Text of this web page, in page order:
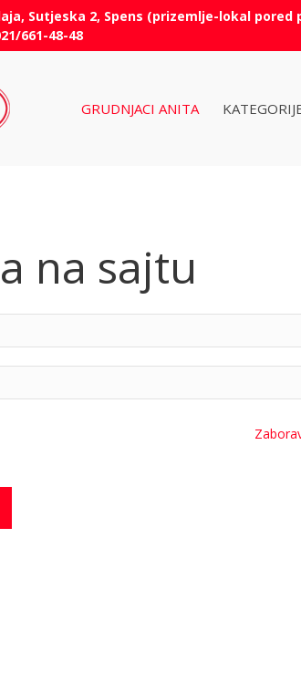
Sutjeska 2, Spens (prizemlje-lokal pored
661-48-48
GRUDNJACI ANITA
na sajtu